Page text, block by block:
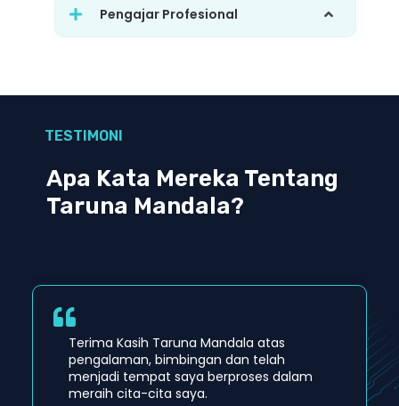
Pengajar Profesional
TESTIMONI
Apa Kata Mereka Tentang
Taruna Mandala?
Terima Kasih Taruna Mandala atas
pengalaman, bimbingan dan telah
menjadi tempat saya berproses dalam
meraih cita-cita saya.